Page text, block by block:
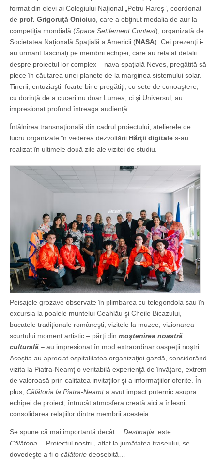
format din elevi ai Colegiului Naţional „Petru Rareş”, coordonat
de prof. Grigoruţă Oniciuc, care a obţinut medalia de aur la
competiţia mondială (Space Settlement Contest), organizată de
Societatea Naţională Spaţială a Americii (NASA). Cei prezenţi i-
au urmărit fascinaţi pe membrii echipei, care au relatat detalii
despre proiectul lor complex – nava spaţială Neves, pregătită să
plece în căutarea unei planete de la marginea sistemului solar.
Tinerii, entuziaşti, foarte bine pregătiţi, cu sete de cunoaştere,
cu dorinţă de a cuceri nu doar Lumea, ci şi Universul, au
impresionat profund întreaga audienţă.
Întâlnirea transnaţională din cadrul proiectului, atelierele de
lucru organizate în vederea dezvoltării Hărţii digitale s-au
realizat în ultimele două zile ale vizitei de studiu.
Peisajele grozave observate în plimbarea cu telegondola sau în
excursia la poalele muntelui Ceahlău şi Cheile Bicazului,
bucatele tradiţionale româneşti, vizitele la muzee, vizionarea
scurtului moment artistic – părţi din moştenirea noastră
culturală – au impresionat în mod extraordinar oaspeţii noştri.
Aceştia au apreciat ospitalitatea organizaţiei gazdă, considerând
vizita la Piatra-Neamţ o veritabilă experienţă de învăţare, extrem
de valoroasă prin calitatea invitaţilor şi a informaţiilor oferite. În
plus, Călătoria la Piatra-Neamţa avut impact puternic asupra
echipei de proiect, întrucât atmosfera creată aici a înlesnit
consolidarea relaţiilor dintre membrii acesteia.
Se spune că mai importantă decât …Destinaţia, este …
Călătoria… Proiectul nostru, aflat la jumătatea traseului, se
dovedeşte a fi o călătorie deosebită…